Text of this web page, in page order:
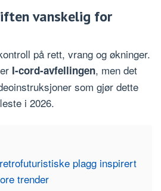
vanskelig for
på rett, vrang og økninger.
I-cord-avfellingen, men det
som gjør dette
i 2026.
plagg inspirert
trender